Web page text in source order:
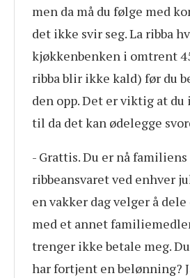
men da må du følge med
det ikke svir seg. La ribba
kjøkkenbenken i omtrent
ribba blir ikke kald) før du
den opp. Det er viktig at
til da det kan ødelegge
- Grattis. Du er nå
ribbeansvaret ved enhver
en vakker dag velger å
med et annet
trenger ikke betale meg.
har fortjent en belønning?